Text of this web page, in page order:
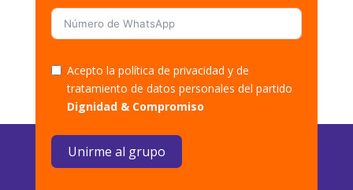
Acepto la política de privacidad y de
tratamiento de datos personales del partido
Dignidad & Compromiso
Unirme al grupo